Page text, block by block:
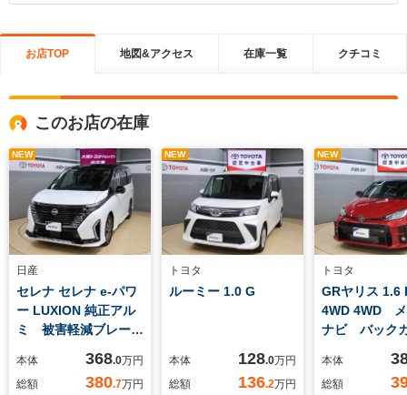
お店TOP 地図&アクセス 在庫一覧 クチコミ
このお店の在庫
NEW
日産
セレナ セレナ e-パワ
ー LUXION 純正アル
ミ 被害軽減ブレー
ーモニター 車線逸脱
装置 レーダークルー
本体 368.0万円
総額
380.7万円
NEW
トヨタ
ルーミー 1.0 G
本体 128.0万円
総額
136.2万円
NEW
トヨタ
GRヤリス 1.6
4WD 4WD メ
ナビ バック
ム ETC ド
LEDヘッドラ
本体
総額